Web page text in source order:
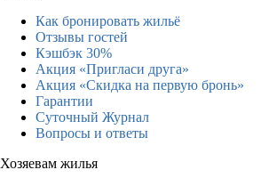
Как бронировать жильё
Отзывы гостей
Кэшбэк 30%
Акция «Пригласи друга»
Акция «Скидка на первую бронь»
Гарантии
Суточный Журнал
Вопросы и ответы
Хозяевам жилья